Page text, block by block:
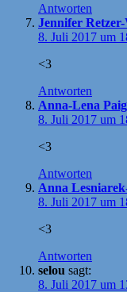
Antworten
Jennifer
8. Juli 2017 um
<3
Antworten
Anna-Lena
8. Juli 2017 um
<3
Antworten
Anna
8. Juli 2017 um
<3
Antworten
selou sagt:
8. Juli 2017 um